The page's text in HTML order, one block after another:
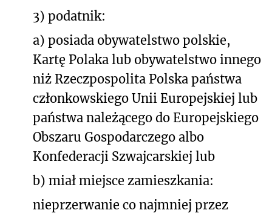
3) podatnik:
a) posiada obywatelstwo polskie,
Kartę Polaka lub obywatelstwo innego
niż Rzeczpospolita Polska państwa
członkowskiego Unii Europejskiej lub
państwa należącego do Europejskiego
Obszaru Gospodarczego albo
Konfederacji Szwajcarskiej lub
b) miał miejsce zamieszkania:
nieprzerwanie co najmniej przez